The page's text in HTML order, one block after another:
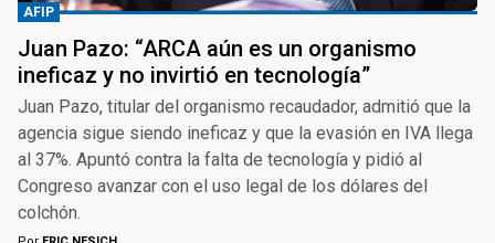
AFIP
Juan Pazo: “ARCA aún es un organismo
ineficaz y no invirtió en tecnología”
Juan Pazo, titular del organismo recaudador, admitió que la
agencia sigue siendo ineficaz y que la evasión en IVA llega
al 37%. Apuntó contra la falta de tecnología y pidió al
Congreso avanzar con el uso legal de los dólares del
colchón.